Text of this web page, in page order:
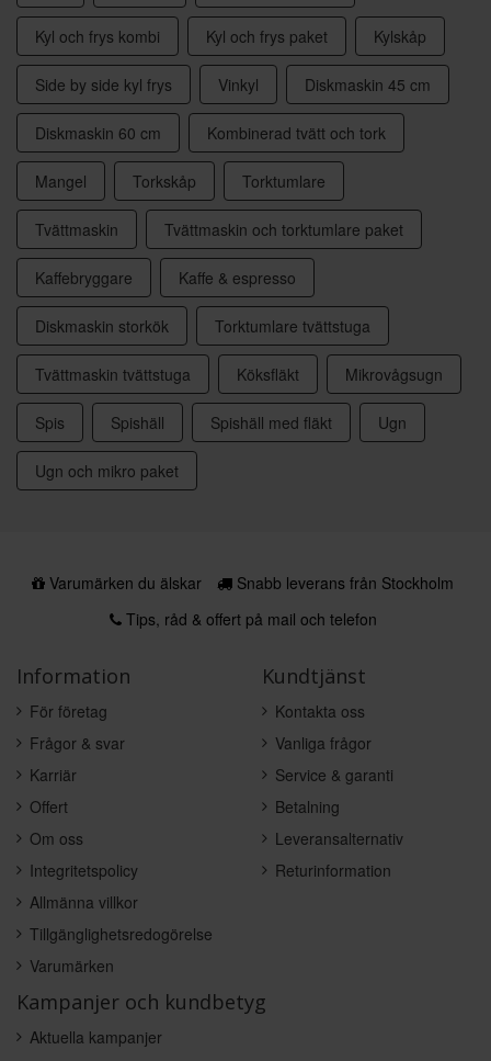
Kyl och frys kombi Kyl och frys paket Kylskåp
Side by side kyl frys Vinkyl Diskmaskin 45 cm
Diskmaskin 60 cm Kombinerad tvätt och tork
Mangel Torkskåp Torktumlare
Tvättmaskin Tvättmaskin och torktumlare paket
Kaffebryggare Kaffe & espresso
Diskmaskin storkök Torktumlare tvättstuga
Tvättmaskin tvättstuga Köksfläkt Mikrovågsugn
Spis Spishäll Spishäll med fläkt Ugn
Ugn och mikro paket
Varumärken du älskar
Snabb leverans från Stockholm
Tips, råd & offert på mail och telefon
Information
För företag
Frågor & svar
Karriär
Offert
Om oss
Integritetspolicy
Allmänna villkor
Tillgänglighetsredogörelse
Varumärken
Kundtjänst
Kontakta oss
Vanliga frågor
Service & garanti
Betalning
Leveransalternativ
Returinformation
Kampanjer och kundbetyg
Aktuella kampanjer